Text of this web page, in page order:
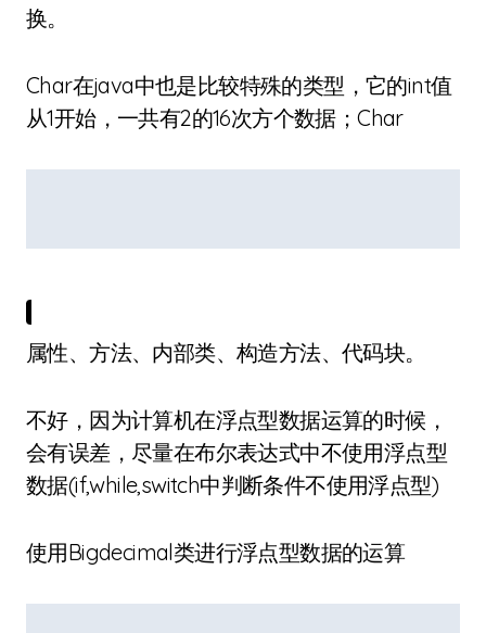
换。
Char在java中也是比较特殊的类型，它的int值
从1开始，一共有2的16次方个数据；Char
属性、方法、内部类、构造方法、代码块。
不好，因为计算机在浮点型数据运算的时候，
会有误差，尽量在布尔表达式中不使用浮点型
数据(if,while,switch中判断条件不使用浮点型)
使用Bigdecimal类进行浮点型数据的运算